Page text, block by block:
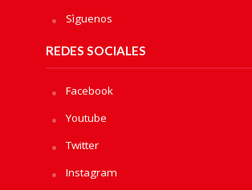
Sìguenos
REDES SOCIALES
Facebook
Youtube
Twitter
Instagram